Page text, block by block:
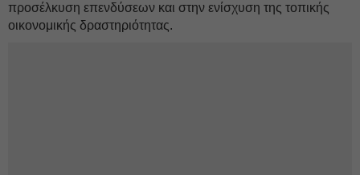
προσέλκυση επενδύσεων και στην ενίσχυση της τοπικής
οικονομικής δραστηριότητας.